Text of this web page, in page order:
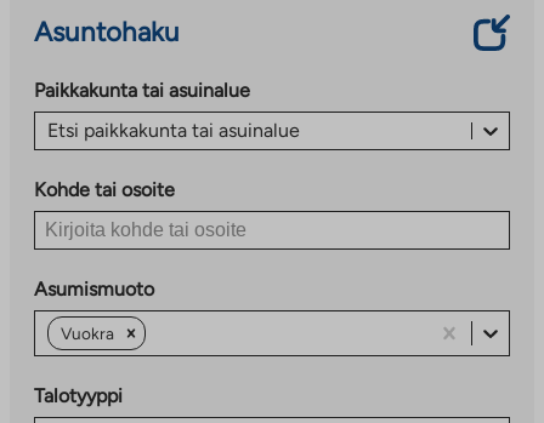
Asuntohaku
Paikkakunta tai asuinalue
Etsi paikkakunta tai asuinalue
Kohde tai osoite
Asumismuoto
Vuokra
Talotyyppi